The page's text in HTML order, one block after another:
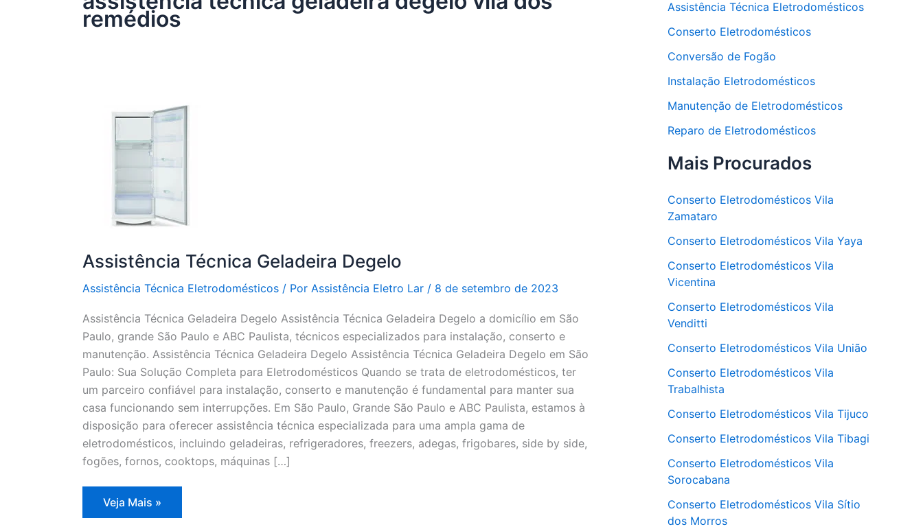
remédios
Assistência Técnica Geladeira Degelo
Assistência Técnica Eletrodomésticos / Por Assistência Eletro Lar / 8 de setembro de 2023
Assistência Técnica Geladeira Degelo Assistência Técnica Geladeira Degelo a domicílio em São
Paulo, grande São Paulo e ABC Paulista, técnicos especializados para instalação, conserto e
manutenção. Assistência Técnica Geladeira Degelo Assistência Técnica Geladeira Degelo em São
Paulo: Sua Solução Completa para Eletrodomésticos Quando se trata de eletrodomésticos, ter
um parceiro confiável para instalação, conserto e manutenção é fundamental para manter sua
casa funcionando sem interrupções. Em São Paulo, Grande São Paulo e ABC Paulista, estamos à
disposição para oferecer assistência técnica especializada para uma ampla gama de
eletrodomésticos, incluindo geladeiras, refrigeradores, freezers, adegas, frigobares, side by side,
fogões, fornos, cooktops, máquinas […]
Assistência
Técnica
Veja Mais »
Assistência Técnica Eletrodomésticos
Conserto Eletrodomésticos
Conversão de Fogão
Instalação Eletrodomésticos
Manutenção de Eletrodomésticos
Reparo de Eletrodomésticos
Mais Procurados
Conserto Eletrodomésticos Vila
Zamataro
Conserto Eletrodomésticos Vila Yaya
Conserto Eletrodomésticos Vila
Vicentina
Conserto Eletrodomésticos Vila
Venditti
Conserto Eletrodomésticos Vila União
Conserto Eletrodomésticos Vila
Trabalhista
Conserto Eletrodomésticos Vila Tijuco
Conserto Eletrodomésticos Vila Tibagi
Conserto Eletrodomésticos Vila
Sorocabana
Conserto Eletrodomésticos Vila Sítio
dos Morros